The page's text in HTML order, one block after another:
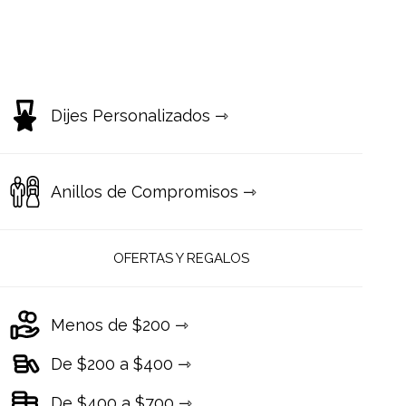
Dijes Personalizados ⇾
Anillos de Compromisos ⇾
OFERTAS Y REGALOS
Menos de $200 ⇾
De $200 a $400 ⇾